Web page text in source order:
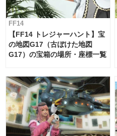
FF14
【FF14 トレジャーハント】宝
の地図G17（古ぼけた地図
G17）の宝箱の場所・座標一覧